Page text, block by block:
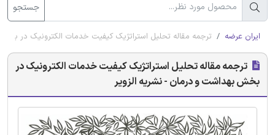
جستجو
ایران عرضه ترجمه مقاله تحلیل استراتژیک کیفیت خدمات الکترونیک در
ترجمه مقاله تحلیل استراتژیک کیفیت خدمات الکترونیک در
بخش بهداشت و درمان - نشریه الزویر